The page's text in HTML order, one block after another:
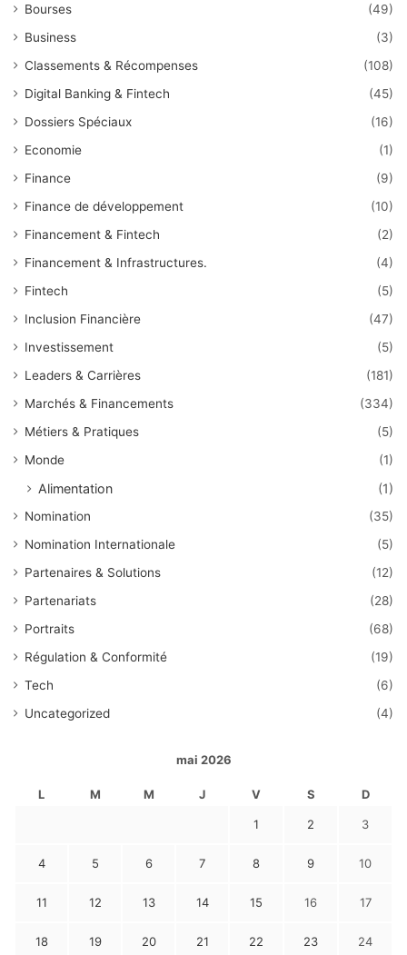
Bourses
(49)
Business
(3)
Classements & Récompenses
(108)
Digital Banking & Fintech
(45)
Dossiers Spéciaux
(16)
Economie
(1)
Finance
(9)
Finance de développement
(10)
Financement & Fintech
(2)
Financement & Infrastructures.
(4)
Fintech
(5)
Inclusion Financière
(47)
Investissement
(5)
Leaders & Carrières
(181)
Marchés & Financements
(334)
Métiers & Pratiques
(5)
Monde
(1)
Alimentation (1)
Nomination
(35)
Nomination Internationale
(5)
Partenaires & Solutions
(12)
Partenariats
(28)
Portraits
(68)
Régulation & Conformité
(19)
Tech
(6)
Uncategorized
(4)
mai 2026
L M M J V S D
1 2 3
4 5 6 7 8 9 10
11 12 13 14 15 16 17
18 19 20 21 22 23 24